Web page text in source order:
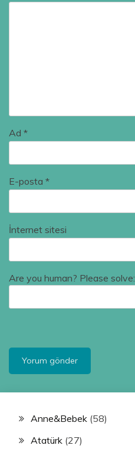
Ad *
E-posta *
İnternet sitesi
Are you human? Please solve:
Anne&Bebek (58)
Atatürk (27)